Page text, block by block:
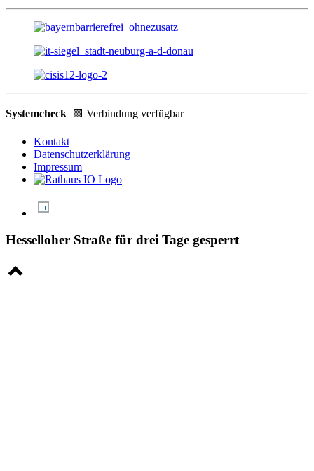
Systemcheck 🟩 Verbindung verfügbar
Kontakt
Datenschutzerklärung
Impressum
Hesselloher Straße für drei Tage gesperrt